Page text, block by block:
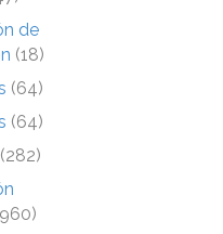
de
(18)
(64)
(64)
(282)